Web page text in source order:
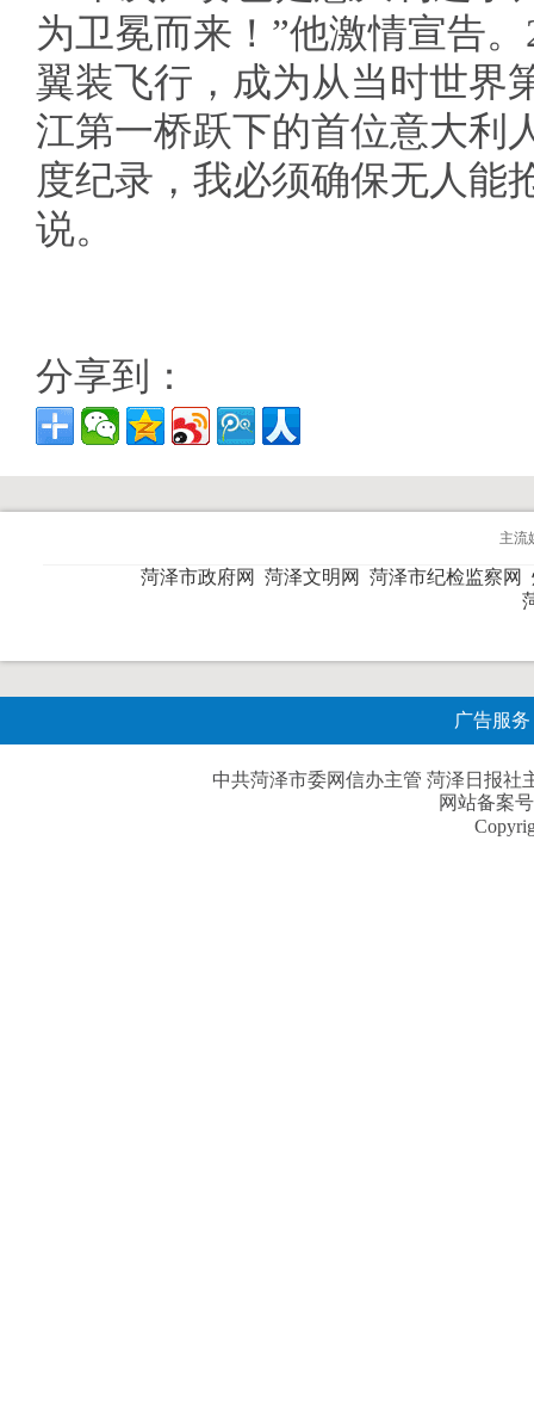
为卫冕而来！”他激情宣告
翼装飞行，成为从当时世
江第一桥跃下的首位意大利
度纪录，我必须确保无人能
说。
分享到：
主流
菏泽市政府网 菏泽文明网 菏泽市纪检监察网
广告服务
中共菏泽市委网信办主管 菏泽日报社
网站备案